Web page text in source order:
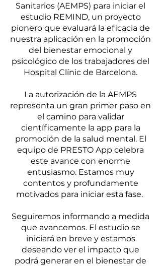
Sanitarios (AEMPS) para iniciar el
estudio REMIND, un proyecto
pionero que evaluará la eficacia de
nuestra aplicación en la promoción
del bienestar emocional y
psicológico de los trabajadores del
Hospital Clínic de Barcelona.
La autorización de la AEMPS
representa un gran primer paso en
el camino para validar
científicamente la app para la
promoción de la salud mental. El
equipo de PRESTO App celebra
este avance con enorme
entusiasmo. Estamos muy
contentos y profundamente
motivados para iniciar esta fase.
Seguiremos informando a medida
que avancemos. El estudio se
iniciará en breve y estamos
deseando ver el impacto que
podrá generar en el bienestar de